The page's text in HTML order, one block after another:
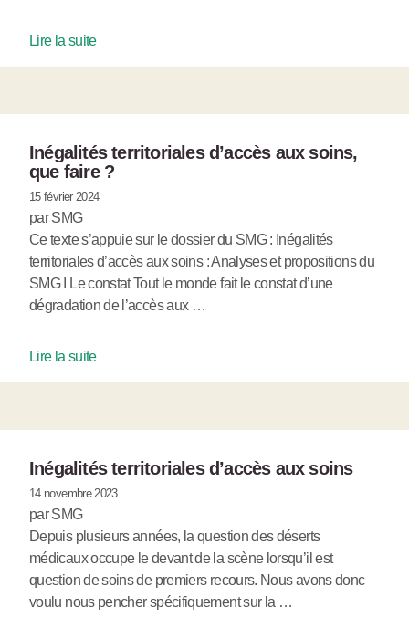
Lire la suite
Inégalités territoriales d’accès aux soins,
que faire ?
15 février 2024
par SMG
Ce texte s’appuie sur le dossier du SMG : Inégalités
territoriales d’accès aux soins : Analyses et propositions du
SMG I Le constat Tout le monde fait le constat d’une
dégradation de l’accès aux …
Lire la suite
Inégalités territoriales d’accès aux soins
14 novembre 2023
par SMG
Depuis plusieurs années, la question des déserts
médicaux occupe le devant de la scène lorsqu’il est
question de soins de premiers recours. Nous avons donc
voulu nous pencher spécifiquement sur la …